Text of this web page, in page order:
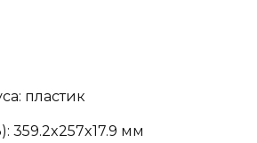
пластик
359.2x257x17.9 мм